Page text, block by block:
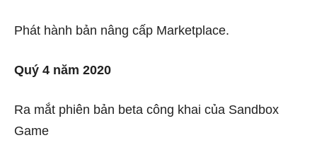
Phát hành bản nâng cấp Marketplace.
Quý 4 năm 2020
Ra mắt phiên bản beta công khai của Sandbox
Game